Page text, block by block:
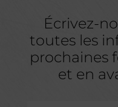
Écrivez-
toutes les
prochaines
et en